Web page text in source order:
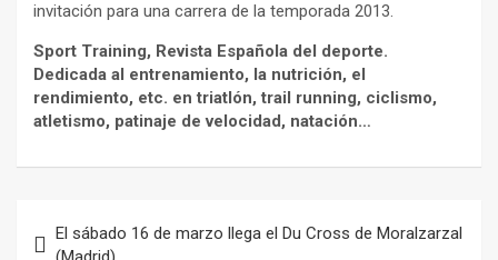
invitación para una carrera de la temporada 2013.
Sport Training, Revista Española del deporte.
Dedicada al entrenamiento, la nutrición, el
rendimiento, etc. en triatlón, trail running, ciclismo,
atletismo, patinaje de velocidad, natación…
de
El sábado 16 de marzo llega el Du Cross de Moralzarzal